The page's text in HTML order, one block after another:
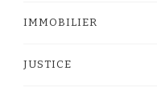
IMMOBILIER
JUSTICE